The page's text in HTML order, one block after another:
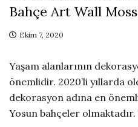
Bahçe Art Wall
Ekim 7, 2020
Yaşam alanlarının
önemlidir. 2020’li yıllarda
dekorasyon adına en
Yosun bahçeler